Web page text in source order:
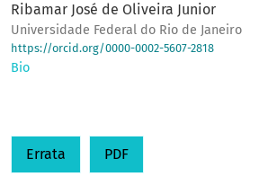
Ribamar José de Oliveira Junior
Universidade Federal do Rio de Janeiro
https://orcid.org/0000-0002-5607-2818
Bio
Errata PDF